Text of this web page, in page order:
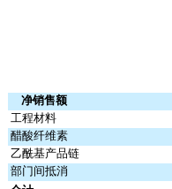
净销售额
工程材料
醋酸纤维素
乙酰基产品链
部门间抵消